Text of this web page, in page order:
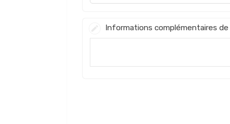
Informations complémentaires